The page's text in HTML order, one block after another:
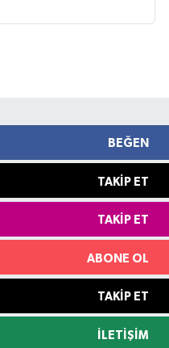
BEĞEN
TAKIP ET
TAKIP ET
ABONE OL
TAKIP ET
İLETIŞIM